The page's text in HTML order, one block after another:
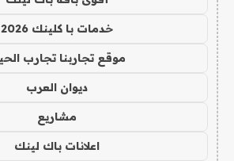
خدمات با كلينك 2026
موقع تجاربنا تجارب
ديوان العرب
مشاريع
اعلانات باك لينك